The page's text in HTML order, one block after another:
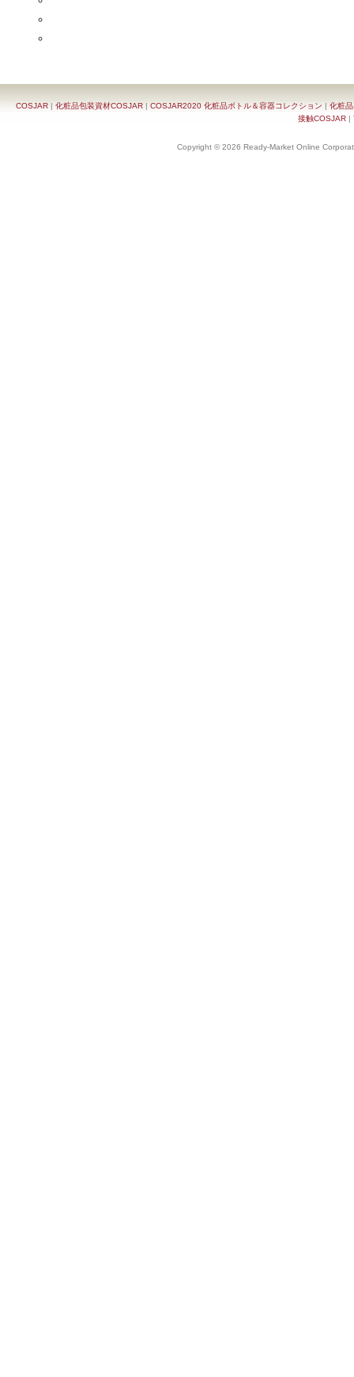
COSJAR | 化粧品包装資材COSJAR | COSJAR2020 化粧品ボトル＆容器コレクション | 化粧
接触COSJAR|
Copyright © 2026 Ready-Market Online